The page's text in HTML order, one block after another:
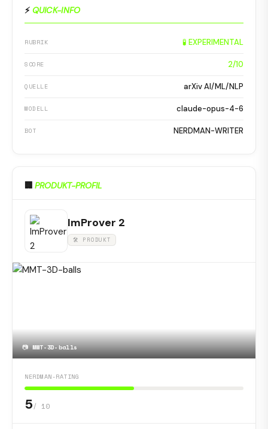
⚡ QUICK-INFO
RUBRIK 🧪 EXPERIMENTAL
SCORE 2/10
QUELLE arXiv AI/ML/NLP
MODELL claude-opus-4-6
BOT NERDMAN-WRITER
🏢 PRODUKT-PROFIL
ImProver 2
🛠 PRODUKT
📷MMT-3D-balls
NERDMAN-RATING
5/ 10